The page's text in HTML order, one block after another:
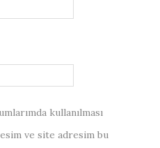
kullanılması
ve site adresim bu